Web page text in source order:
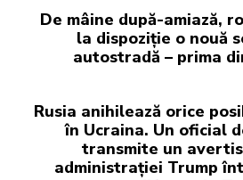
De mâine după-amiază,
la dispoziție o nouă
autostradă – prima
Rusia anihilează orice
în Ucraina. Un oficial
transmite un
administrației Trump